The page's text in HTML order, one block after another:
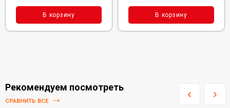
В корзину В корзину
Рекомендуем посмотреть
СРАВНИТЬ ВСЕ